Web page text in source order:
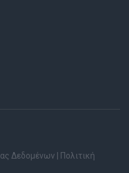
Δεδομένων
Πολιτική